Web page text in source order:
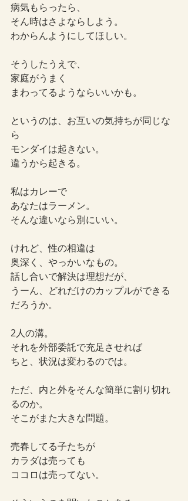
病気もらったら、
そん時はさよならしよう。
わからんようにしてほしい。
そうしたうえで、
家庭がうまく
まわってるようならいいかも。
というのは、お互いの気持ちが同じな
ら
モンダイは起きない。
違うから起きる。
私はカレーで
あなたはラーメン。
そんな違いなら別にいい。
けれど、性の相違は
奥深く、やっかいなもの。
話し合いで解決は理想だが、
うーん、どれだけのカップルができる
だろうか。
2人の溝。
それを外部委託で充足させれば
ちと、状況は変わるのでは。
ただ、内と外をそんな簡単に割り切れ
るのか。
そこがまた大きな問題。
売春してる子たちが
カラダは売っても
ココロは売ってない。